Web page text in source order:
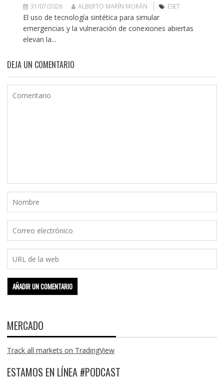
31/07/2026 ALBERTO MARÍN MORÁN ESET
El uso de tecnología sintética para simular
emergencias y la vulneración de conexiones abiertas
elevan la...
DEJA UN COMENTARIO
MERCADO
Track all markets on TradingView
ESTAMOS EN LÍNEA #PODCAST